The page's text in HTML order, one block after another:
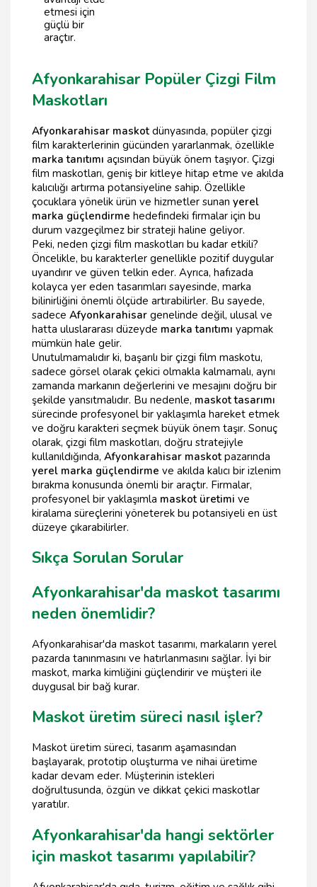
etmesi için
güçlü bir
araçtır.
Afyonkarahisar Popüler Çizgi Film
Maskotları
Afyonkarahisar maskot dünyasında, popüler çizgi
film karakterlerinin gücünden yararlanmak, özellikle
marka tanıtımı açısından büyük önem taşıyor. Çizgi
film maskotları, geniş bir kitleye hitap etme ve akılda
kalıcılığı artırma potansiyeline sahip. Özellikle
çocuklara yönelik ürün ve hizmetler sunan yerel
marka güçlendirme hedefindeki firmalar için bu
durum vazgeçilmez bir strateji haline geliyor.
Peki, neden çizgi film maskotları bu kadar etkili?
Öncelikle, bu karakterler genellikle pozitif duygular
uyandırır ve güven telkin eder. Ayrıca, hafızada
kolayca yer eden tasarımları sayesinde, marka
bilinirliğini önemli ölçüde artırabilirler. Bu sayede,
sadece Afyonkarahisar genelinde değil, ulusal ve
hatta uluslararası düzeyde marka tanıtımı yapmak
mümkün hale gelir.
Unutulmamalıdır ki, başarılı bir çizgi film maskotu,
sadece görsel olarak çekici olmakla kalmamalı, aynı
zamanda markanın değerlerini ve mesajını doğru bir
şekilde yansıtmalıdır. Bu nedenle, maskot tasarımı
sürecinde profesyonel bir yaklaşımla hareket etmek
ve doğru karakteri seçmek büyük önem taşır. Sonuç
olarak, çizgi film maskotları, doğru stratejiyle
kullanıldığında, Afyonkarahisar maskot pazarında
yerel marka güçlendirme ve akılda kalıcı bir izlenim
bırakma konusunda önemli bir araçtır. Firmalar,
profesyonel bir yaklaşımla maskot üretimi ve
kiralama süreçlerini yöneterek bu potansiyeli en üst
düzeye çıkarabilirler.
Sıkça Sorulan Sorular
Afyonkarahisar'da maskot tasarımı
neden önemlidir?
Afyonkarahisar'da maskot tasarımı, markaların yerel
pazarda tanınmasını ve hatırlanmasını sağlar. İyi bir
maskot, marka kimliğini güçlendirir ve müşteri ile
duygusal bir bağ kurar.
Maskot üretim süreci nasıl işler?
Maskot üretim süreci, tasarım aşamasından
başlayarak, prototip oluşturma ve nihai üretime
kadar devam eder. Müşterinin istekleri
doğrultusunda, özgün ve dikkat çekici maskotlar
yaratılır.
Afyonkarahisar'da hangi sektörler
için maskot tasarımı yapılabilir?